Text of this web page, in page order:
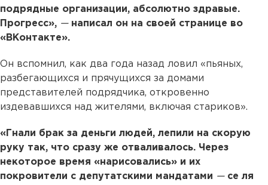
подрядные организации, абсолютно здравые.
Прогресс», —написал он на своей странице во
«ВКонтакте».
Он вспомнил, как два года назад ловил «пьяных,
разбегающихся и прячущихся за домами
представителей подрядчика, откровенно
издевавшихся над жителями, включая стариков».
«Гнали брак за деньги людей, лепили на скорую
руку так, что сразу же отваливалось. Через
некоторое время «нарисовались» и их
покровители с депутатскими мандатами —се ля